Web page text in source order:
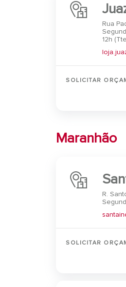
Rua
12h
SOLICITAR
Maranhão
R.
SOLICITAR